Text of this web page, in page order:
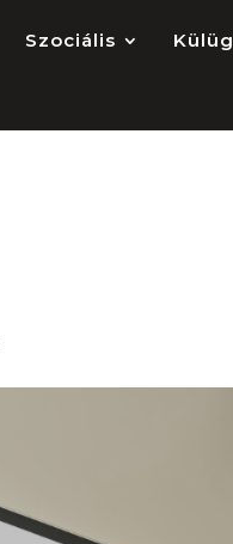
Szociális